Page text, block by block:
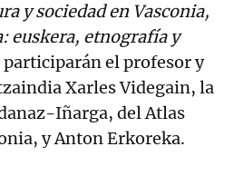
y sociedad en Vasconia,
euskera, etnografía y
participarán el profesor y
Xarles Videgain, la
Iñarga, del Atlas
y Anton Erkoreka.